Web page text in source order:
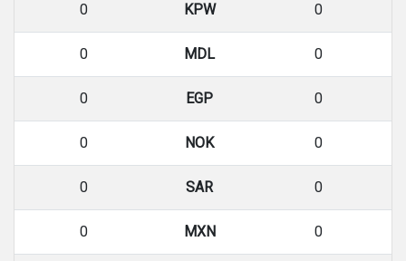
0 KPW 0
0 MDL 0
0 EGP 0
0 NOK 0
0 SAR 0
0 MXN 0